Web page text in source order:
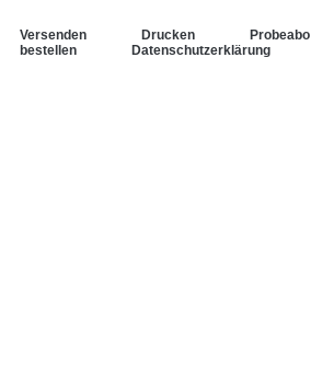
Versenden Drucken
Probeabo
bestellen
Datenschutzerklärung